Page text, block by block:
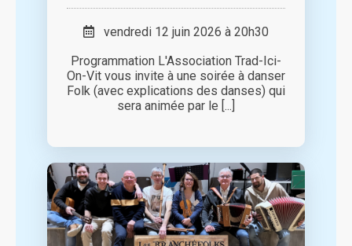
vendredi 12 juin 2026 à 20h30
Programmation L'Association Trad-Ici-
On-Vit vous invite à une soirée à danser
Folk (avec explications des danses) qui
sera animée par le [...]